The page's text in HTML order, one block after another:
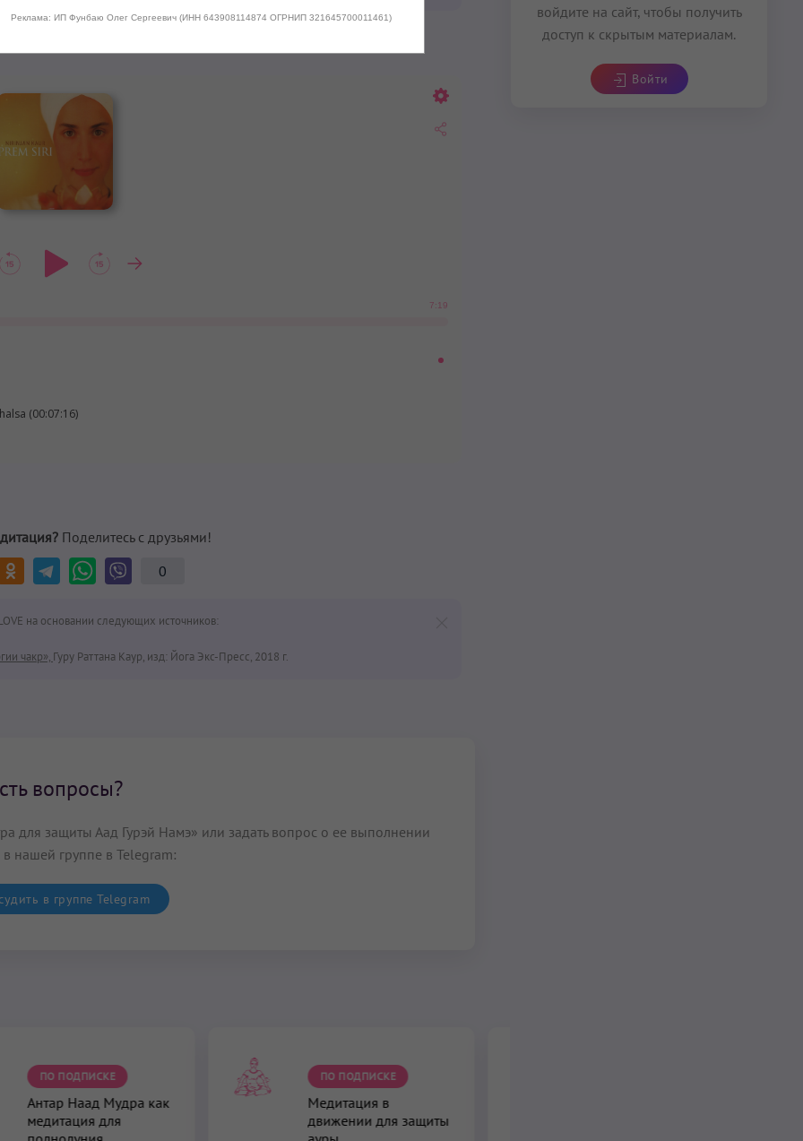
7:19
(00:07:16)
Поделитесь с друзьями!
0
на основании следующих источников:
чакр», Гуру Раттана Каур, изд: Йога Экс-Пресс, 2018 г.
вопросы?
для защиты Аад Гурэй Намэ» или задать вопрос о ее выполнении
нашей группе в Telegram:
в группе Telegram
ПО ПОДПИСКЕ
Антар Наад Мудра как
медитация для
ПО ПОДПИСКЕ
Медитация в
движении для защиты
войдите на сайт, чтобы получить
доступ к скрытым материалам.
Войти
Реклама: ИП Фунбаю Олег Сергеевич (ИНН 643908114874 ОГРНИП 321645700011461)